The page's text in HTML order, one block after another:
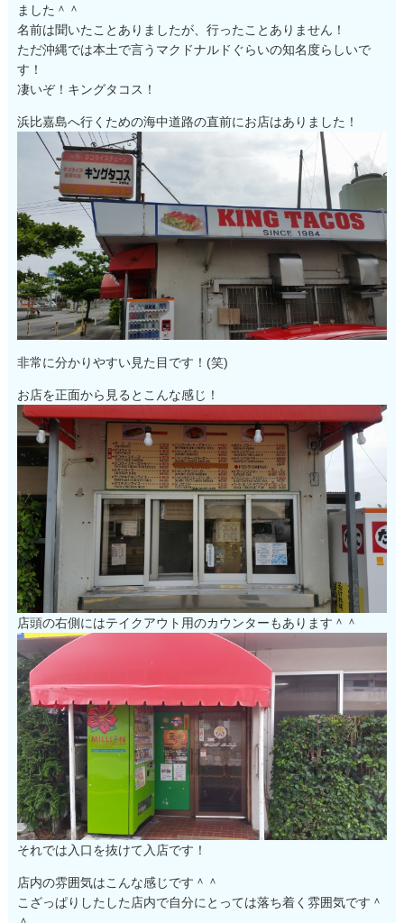
ました＾＾
名前は聞いたことありましたが、行ったことありません！
ただ沖縄では本土で言うマクドナルドぐらいの知名度らしいで
す！
凄いぞ！キングタコス！
浜比嘉島へ行くための海中道路の直前にお店はありました！
非常に分かりやすい見た目です！(笑)
お店を正面から見るとこんな感じ！
店頭の右側にはテイクアウト用のカウンターもあります＾＾
それでは入口を抜けて入店です！
店内の雰囲気はこんな感じです＾＾
こざっぱりしたした店内で自分にとっては落ち着く雰囲気です＾